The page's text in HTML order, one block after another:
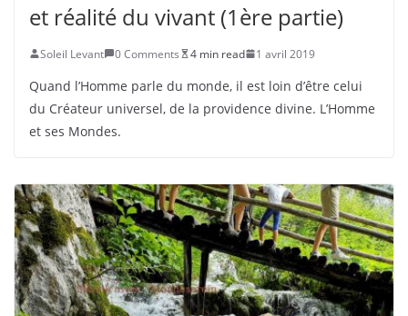
et réalité du vivant (1ère partie)
Soleil Levant 0 Comments 4 min read 1 avril 2019
Quand l’Homme parle du monde, il est loin d’être celui
du Créateur universel, de la providence divine. L’Homme
et ses Mondes.